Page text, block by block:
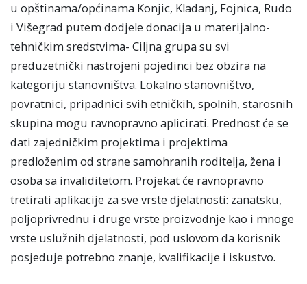
u opštinama/općinama Konjic, Kladanj, Fojnica, Rudo
i Višegrad putem dodjele donacija u materijalno-
tehničkim sredstvima- Ciljna grupa su svi
preduzetnički nastrojeni pojedinci bez obzira na
kategoriju stanovništva. Lokalno stanovništvo,
povratnici, pripadnici svih etničkih, spolnih, starosnih
skupina mogu ravnopravno aplicirati. Prednost će se
dati zajedničkim projektima i projektima
predloženim od strane samohranih roditelja, žena i
osoba sa invaliditetom. Projekat će ravnopravno
tretirati aplikacije za sve vrste djelatnosti: zanatsku,
poljoprivrednu i druge vrste proizvodnje kao i mnoge
vrste uslužnih djelatnosti, pod uslovom da korisnik
posjeduje potrebno znanje, kvalifikacije i iskustvo.